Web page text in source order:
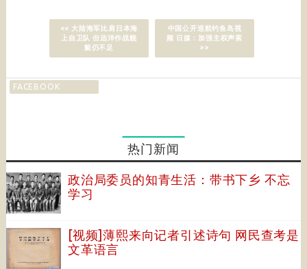
<< 大陆海军比肩日本海
上自卫队 但远洋作战舰
艇仍不足
中国公开巡航钓鱼岛视
频 日媒：加强主权声索
>>
FACEBOOK
热门新闻
政治局委员的知青生活：带书下乡 不忘
学习
[视频]薄熙来向记者引述诗句 网民查考是
文革语言